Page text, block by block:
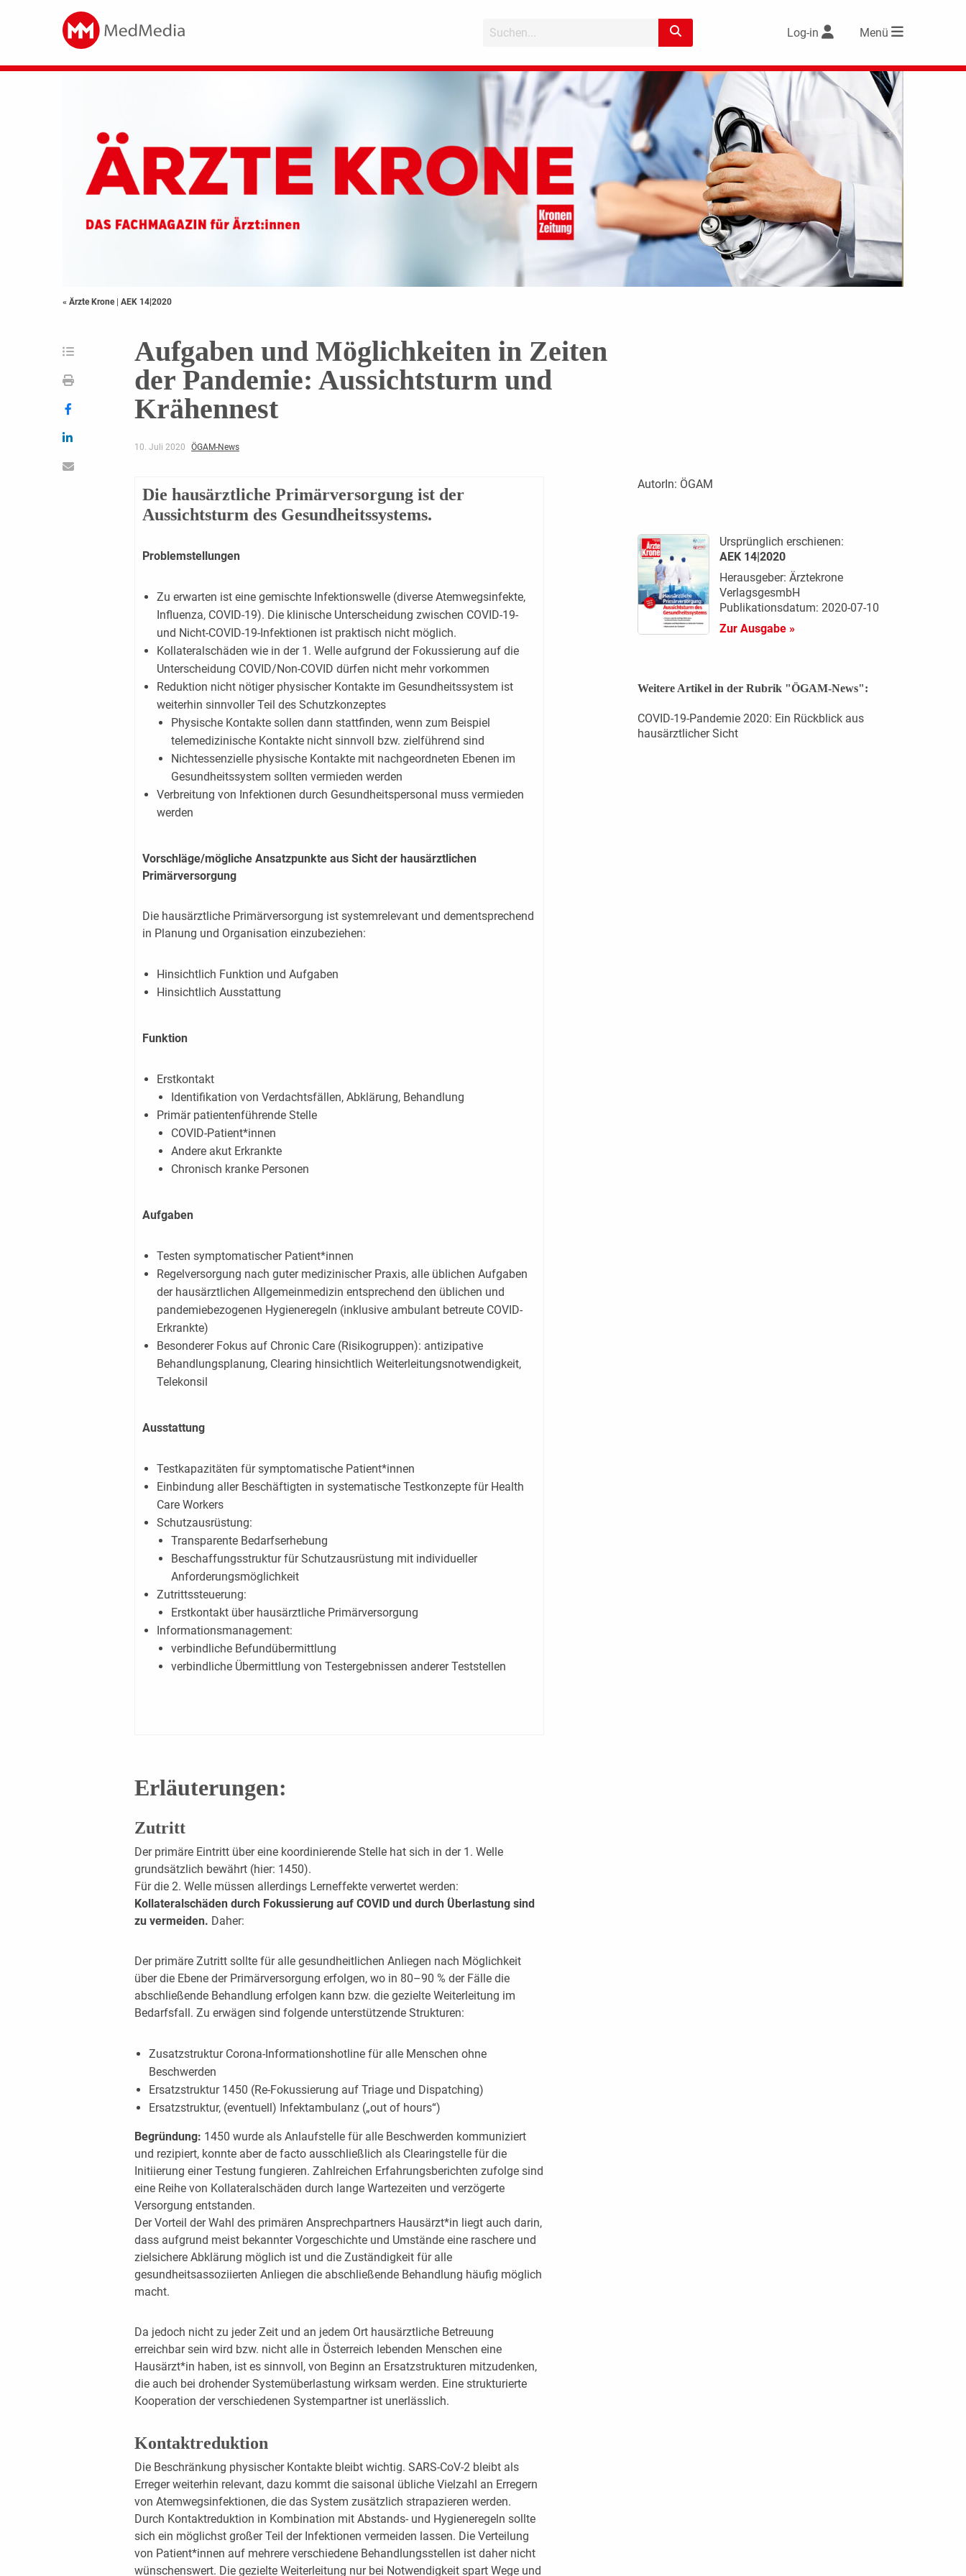
Log-in Menü
« Ärzte Krone | AEK 14|2020
Aufgaben und Möglichkeiten in Zeiten
der Pandemie: Aussichtsturm und
Krähennest
10. Juli 2020 ÖGAM-News
Die hausärztliche Primärversorgung ist der
Aussichtsturm des Gesundheitssystems.
Problemstellungen
Zu erwarten ist eine gemischte Infektionswelle (diverse Atemwegsinfekte,
Influenza, COVID-19). Die klinische Unterscheidung zwischen COVID-19-
und Nicht-COVID-19-Infektionen ist praktisch nicht möglich.
Kollateralschäden wie in der 1. Welle aufgrund der Fokussierung auf die
Unterscheidung COVID/Non-COVID dürfen nicht mehr vorkommen
Reduktion nicht nötiger physischer Kontakte im Gesundheitssystem ist
weiterhin sinnvoller Teil des Schutzkonzeptes
Physische Kontakte sollen dann stattfinden, wenn zum Beispiel
telemedizinische Kontakte nicht sinnvoll bzw. zielführend sind
Nichtessenzielle physische Kontakte mit nachgeordneten Ebenen im
Gesundheitssystem sollten vermieden werden
Verbreitung von Infektionen durch Gesundheitspersonal muss vermieden
werden
Vorschläge/mögliche Ansatzpunkte aus Sicht der hausärztlichen
Primärversorgung
Die hausärztliche Primärversorgung ist systemrelevant und dementsprechend
in Planung und Organisation einzubeziehen:
Hinsichtlich Funktion und Aufgaben
Hinsichtlich Ausstattung
Funktion
Erstkontakt
Identifikation von Verdachtsfällen, Abklärung, Behandlung
Primär patientenführende Stelle
COVID-Patient*innen
Andere akut Erkrankte
Chronisch kranke Personen
Aufgaben
Testen symptomatischer Patient*innen
Regelversorgung nach guter medizinischer Praxis, alle üblichen Aufgaben
der hausärztlichen Allgemeinmedizin entsprechend den üblichen und
pandemiebezogenen Hygieneregeln (inklusive ambulant betreute COVID-
Erkrankte)
Besonderer Fokus auf Chronic Care (Risikogruppen): antizipative
Behandlungsplanung, Clearing hinsichtlich Weiterleitungsnotwendigkeit,
Telekonsil
Ausstattung
Testkapazitäten für symptomatische Patient*innen
Einbindung aller Beschäftigten in systematische Testkonzepte für Health
Care Workers
Schutzausrüstung:
Transparente Bedarfserhebung
Beschaffungsstruktur für Schutzausrüstung mit individueller
Anforderungsmöglichkeit
Zutrittssteuerung:
Erstkontakt über hausärztliche Primärversorgung
Informationsmanagement:
verbindliche Befundübermittlung
verbindliche Übermittlung von Testergebnissen anderer Teststellen
Erläuterungen:
Zutritt
Der primäre Eintritt über eine koordinierende Stelle hat sich in der 1. Welle
grundsätzlich bewährt (hier: 1450).
Für die 2. Welle müssen allerdings Lerneffekte verwertet werden:
Kollateralschäden durch Fokussierung auf COVID und durch Überlastung sind
zu vermeiden. Daher:
Der primäre Zutritt sollte für alle gesundheitlichen Anliegen nach Möglichkeit
über die Ebene der Primärversorgung erfolgen, wo in 80–90 % der Fälle die
abschließende Behandlung erfolgen kann bzw. die gezielte Weiterleitung im
Bedarfsfall. Zu erwägen sind folgende unterstützende Strukturen:
Zusatzstruktur Corona-Informationshotline für alle Menschen ohne
Beschwerden
Ersatzstruktur 1450 (Re-Fokussierung auf Triage und Dispatching)
Ersatzstruktur, (eventuell) Infektambulanz („out of hours“)
Begründung: 1450 wurde als Anlaufstelle für alle Beschwerden kommuniziert
und rezipiert, konnte aber de facto ausschließlich als Clearingstelle für die
Initiierung einer Testung fungieren. Zahlreichen Erfahrungsberichten zufolge sind
eine Reihe von Kollateralschäden durch lange Wartezeiten und verzögerte
Versorgung entstanden.
Der Vorteil der Wahl des primären Ansprechpartners Hausärzt*in liegt auch darin,
dass aufgrund meist bekannter Vorgeschichte und Umstände eine raschere und
zielsichere Abklärung möglich ist und die Zuständigkeit für alle
gesundheitsassoziierten Anliegen die abschließende Behandlung häufig möglich
macht.
Da jedoch nicht zu jeder Zeit und an jedem Ort hausärztliche Betreuung
erreichbar sein wird bzw. nicht alle in Österreich lebenden Menschen eine
Hausärzt*in haben, ist es sinnvoll, von Beginn an Ersatzstrukturen mitzudenken,
die auch bei drohender Systemüberlastung wirksam werden. Eine strukturierte
Kooperation der verschiedenen Systempartner ist unerlässlich.
Kontaktreduktion
Die Beschränkung physischer Kontakte bleibt wichtig. SARS-CoV-2 bleibt als
Erreger weiterhin relevant, dazu kommt die saisonal übliche Vielzahl an Erregern
von Atemwegsinfektionen, die das System zusätzlich strapazieren werden.
Durch Kontaktreduktion in Kombination mit Abstands- und Hygieneregeln sollte
sich ein möglichst großer Teil der Infektionen vermeiden lassen. Die Verteilung
von Patient*innen auf mehrere verschiedene Behandlungsstellen ist daher nicht
wünschenswert. Die gezielte Weiterleitung nur bei Notwendigkeit spart Wege und
AutorIn: ÖGAM
Ursprünglich erschienen:
AEK 14|2020
Herausgeber: Ärztekrone
VerlagsgesmbH
Publikationsdatum: 2020-07-10
Zur Ausgabe »
Weitere Artikel in der Rubrik "ÖGAM-News":
COVID-19-Pandemie 2020: Ein Rückblick aus
hausärztlicher Sicht